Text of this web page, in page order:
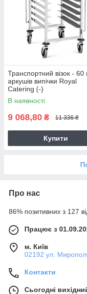
Транспортний візок - 60
аркушів випічки Royal
Catering (-)
В наявності
9 068,80 ₴ 11 336 ₴
Купити
Про нас
86% позитивних з 127
Працює з
м. Київ
02192 ул.
Контакти
Сьогодні